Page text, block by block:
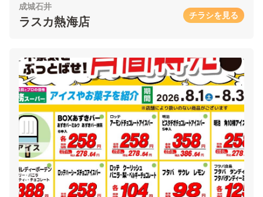
成城石井
ラスカ熱海店 チラシを見る